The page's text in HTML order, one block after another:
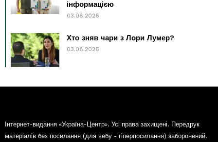
інформацією
03.08.2026
Хто зняв чари з Лори Лумер?
03.08.2026
Інтернет-видання «Україна-Центр». Усі права захищені. Передрук
матеріалів без посилання (для вебу - гіперпосилання) заборонений.